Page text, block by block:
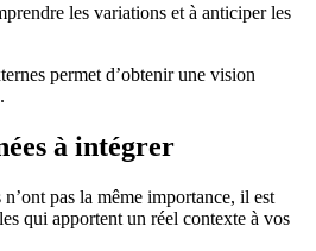
les variations et à anticiper les
permet d’obtenir une vision
à intégrer
pas la même importance, il est
qui apportent un réel contexte à vos